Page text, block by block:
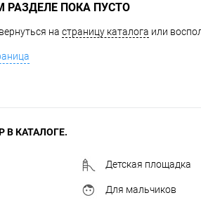
РАЗДЕЛЕ ПОКА ПУСТО
на страницу каталога или
КАТАЛОГЕ.
Детская площадка
Для мальчиков